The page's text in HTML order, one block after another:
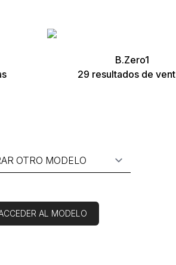
B.Zero1
29 resultados de
AL MODELO